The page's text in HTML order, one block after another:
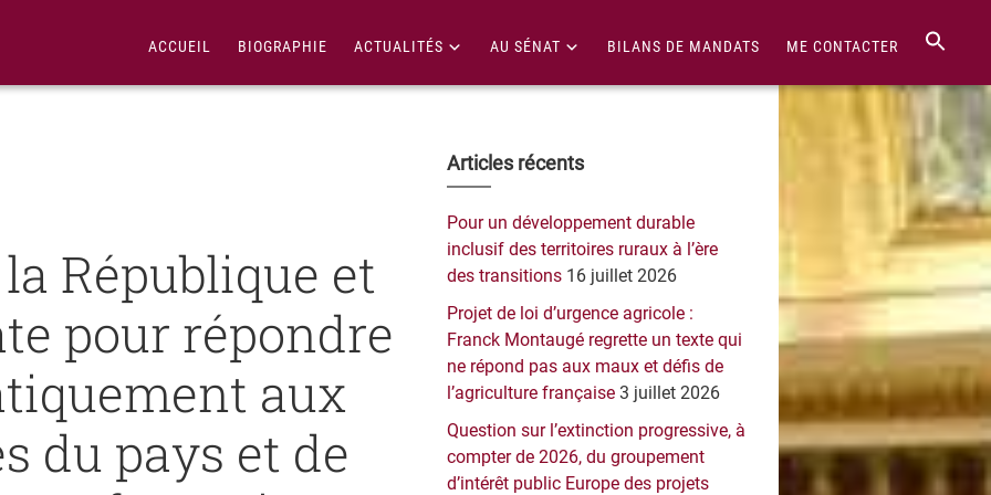
ACCUEIL BIOGRAPHIE ACTUALITÉS AU SÉNAT BILANS DE MANDATS ME CONTACTER
République et
pour répondre
aux
du pays et de
Barre
latérale
principale
Articles récents
Pour un développement durable
inclusif des territoires ruraux à l’ère
des transitions 16 juillet 2026
Projet de loi d’urgence agricole :
Franck Montaugé regrette un texte qui
ne répond pas aux maux et défis de
l’agriculture française 3 juillet 2026
Question sur l’extinction progressive, à
compter de 2026, du groupement
d’intérêt public Europe des projets